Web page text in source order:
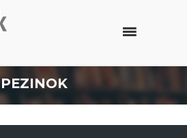
PEZINOK